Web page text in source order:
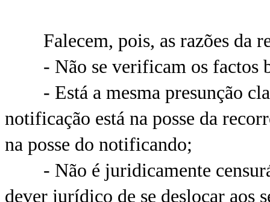
Falecem, pois, as razões da
- Não se verificam os factos
- Está a mesma presunção
notificação está na posse da
na posse do notificando;
- Não é juridicamente
dever jurídico de se deslocar aos